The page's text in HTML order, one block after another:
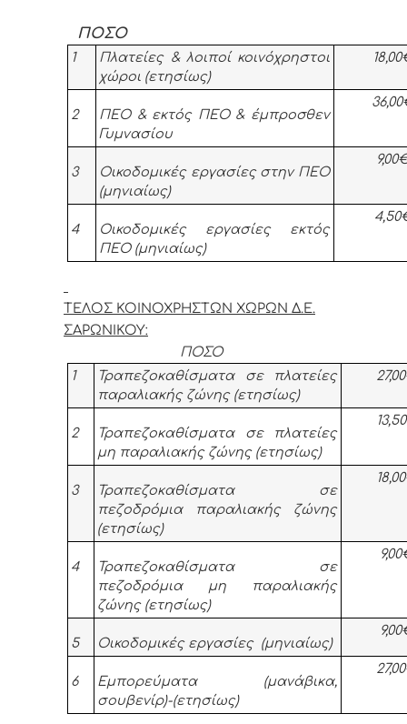
ΠΟΣΟ
1
Πλατείες & λοιποί κοινόχρηστοι
χώροι (ετησίως)
2
ΠΕΟ & εκτός ΠΕΟ & έμπροσθεν
Γυμνασίου
3
Οικοδομικές εργασίες στην ΠΕΟ
(μηνιαίως)
4
Οικοδομικές εργασίες εκτός
ΠΕΟ (μηνιαίως)
ΤΕΛΟΣ ΚΟΙΝΟΧΡΗΣΤΩΝ ΧΩΡΩΝ Δ.Ε.
ΣΑΡΩΝΙΚΟΥ:
ΠΟΣΟ
1
Τραπεζοκαθίσματα σε πλατείες
παραλιακής ζώνης (ετησίως)
2
Τραπεζοκαθίσματα σε πλατείες
μη παραλιακής ζώνης (ετησίως)
3
Τραπεζοκαθίσματα σε
πεζοδρόμια παραλιακής ζώνης
(ετησίως)
4
Τραπεζοκαθίσματα σε
πεζοδρόμια μη παραλιακής
ζώνης (ετησίως)
5 Οικοδομικές εργασίες (μηνιαίως)
6
Εμπορεύματα (μανάβικα,
σουβενίρ)-(ετησίως)